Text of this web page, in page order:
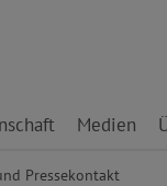
Medien
Pressekontakt